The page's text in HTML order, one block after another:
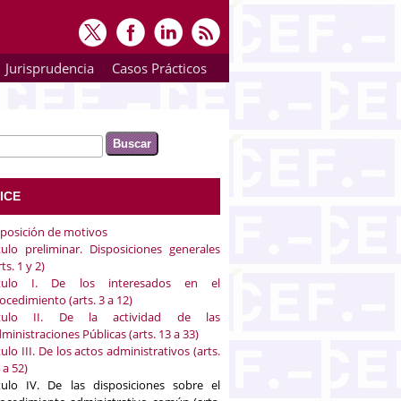
Jurisprudencia Casos Prácticos
de búsqueda
de motivos
preliminar. Disposiciones generales
1 y 2)
I. De los interesados en el
(arts. 3 a 12)
II. De la actividad de las
Públicas (arts. 13 a 33)
III. De los actos administrativos (arts.
a 52)
IV. De las disposiciones sobre el